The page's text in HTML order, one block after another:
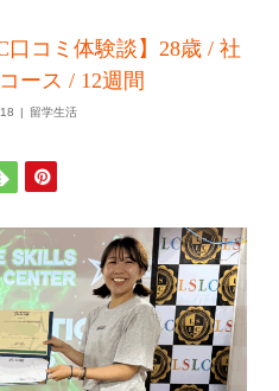
口コミ体験談】28歳 / 社
ース / 12週間
留学生活